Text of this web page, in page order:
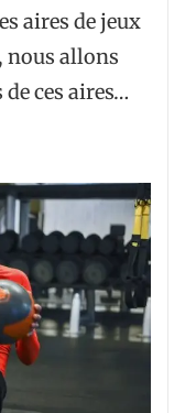
aires de jeux
nous allons
de ces aires…